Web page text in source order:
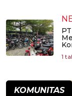
1
KOMUNITAS